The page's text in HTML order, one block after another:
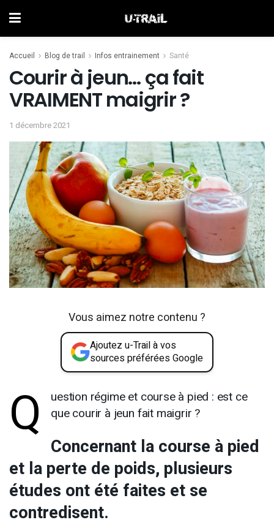
Accueil Blog de trail Infos entrainement Santé
Courir à jeun… ça fait
VRAIMENT maigrir ?
1 décembre 2021
Vous aimez notre contenu ?
Ajoutez u-Trail à vos
sources préférées Google
Q
uestion régime et course à pied : est ce
que courir à jeun fait maigrir ?
Concernant la course à pied
et la perte de poids, plusieurs
études ont été faites et se
contredisent.